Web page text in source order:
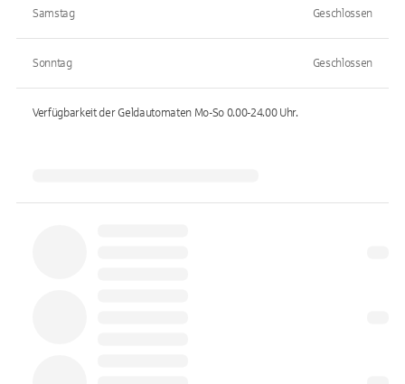
Samstag Geschlossen
Sonntag Geschlossen
Verfügbarkeit der Geldautomaten Mo-So 0.00-24.00Uhr.